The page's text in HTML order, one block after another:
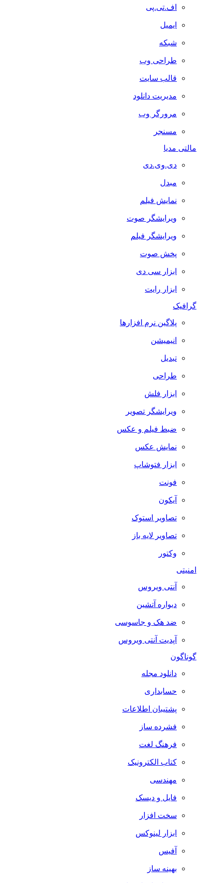
اف.تی.پی
ایمیل
شبکه
طراحی وب
قالب سایت
مدیریت دانلود
مرورگر وب
مسنجر
مالتی مدیا
دی.وی.دی
مبدل
نمایش فیلم
ویرایشگر صوت
ویرایشگر فیلم
پخش صوت
ابزار سی دی
ابزار رایت
گرافیک
پلاگین نرم افزارها
انیمیشن
تبدیل
طراحی
ابزار فلش
ویرایشگر تصویر
ضبط فيلم و عكس
نمایش عکس
ابزار فتوشاپ
فونت
آیکون
تصاویر استوک
تصاویر لایه باز
وکتور
امنیتی
آنتی ویروس
دیواره آتشین
ضد هک و جاسوسی
آپدیت آنتی ویروس
گوناگون
دانلود مجله
حسابداری
پشتیبان اطلاعات
فشرده ساز
فرهنگ لغت
کتاب الکترونیک
مهندسی
فایل و دیسک
سخت افزار
ابزار لینوکس
آفیس
بهینه ساز